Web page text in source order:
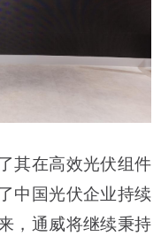
其在高效光伏组件
中国光伏企业持续
，通威将继续秉持